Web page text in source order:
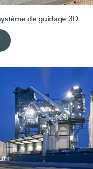
de guidage 3D